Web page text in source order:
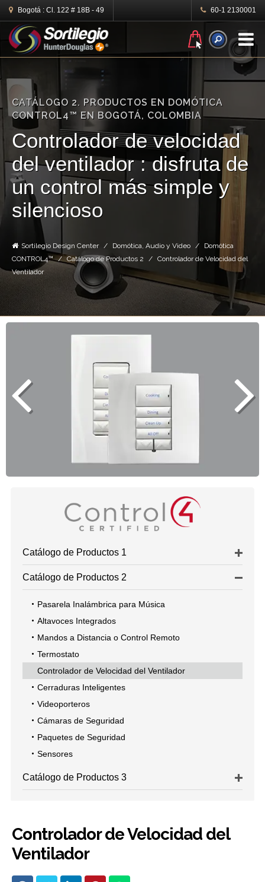
Bogotá : Cl. 122 # 18B - 49 60-1 2130001
CATÁLOGO 2. PRODUCTOS EN DOMÓTICA
CONTROL4™ EN BOGOTÁ, COLOMBIA
Controlador de velocidad
del ventilador : disfruta de
un control más simple y
silencioso
Sortilegio Design Center Domótica, Audio y Video
Domótica
CONTROL4™
Catálogo de Productos 2
Controlador de Velocidad del
Ventilador
Los atenuadores Control4 te permiten sustituir
cualquier atenuador "tonto" con atenuadores
elegantes y sofisticados.
Ver más
Catálogo de Productos 1
Catálogo de Productos 2
Pasarela Inalámbrica para Música
Altavoces Integrados
Mandos a Distancia o Control Remoto
Termostato
Controlador de Velocidad del Ventilador
Cerraduras Inteligentes
Videoporteros
Cámaras de Seguridad
Paquetes de Seguridad
Sensores
Catálogo de Productos 3
Controlador de Velocidad del
Ventilador